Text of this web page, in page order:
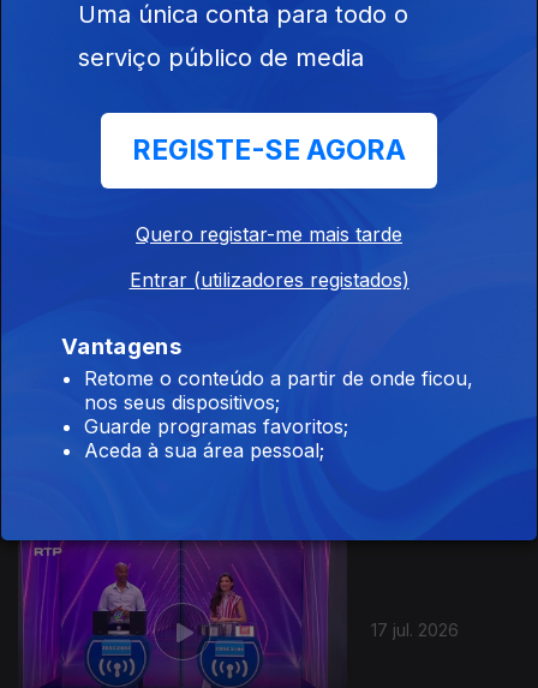
17 jul. 2026
Uma única conta para todo o
serviço público de media
REGISTE-SE AGORA
Quero registar-me mais tarde
Entrar (utilizadores registados)
Vantagens
Retome o conteúdo a partir de onde ficou,
nos seus dispositivos;
Guarde programas favoritos;
Aceda à sua área pessoal;